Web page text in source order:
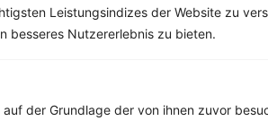
Leistungsindizes der Website zu
besseres Nutzererlebnis zu bieten.
der Grundlage der von ihnen zuvor
600 bis 700 kcal
Naturreis mit Steinpilzen